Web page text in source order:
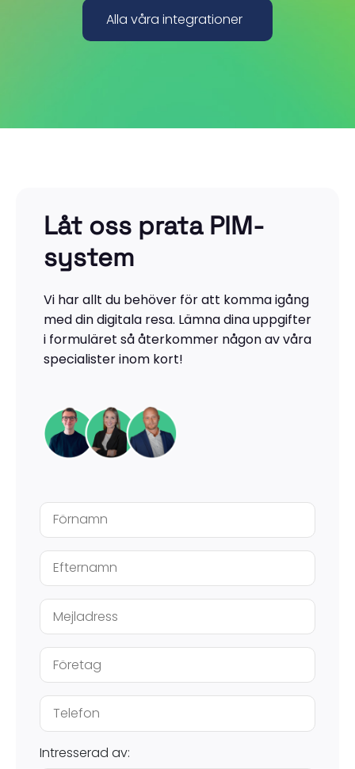
Alla våra integrationer
Låt oss prata PIM-
system
Vi har allt du behöver för att komma igång
med din digitala resa. Lämna dina uppgifter
i formuläret så återkommer någon av våra
specialister inom kort!
Intresserad av: